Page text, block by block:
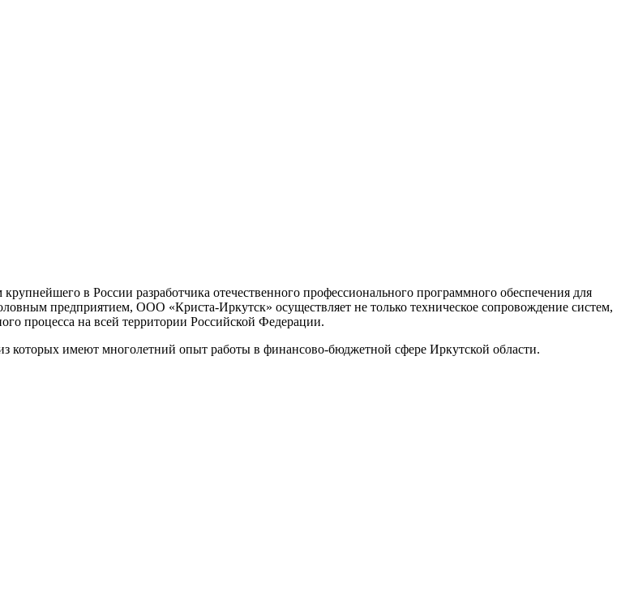
в России разработчика отечественного профессионального программного обеспечения для
предприятием, ООО «Криста-Иркутск» осуществляет не только техническое сопровождение систем,
процесса на всей территории Российской Федерации.
которых имеют многолетний опыт работы в финансово-бюджетной сфере Иркутской области.